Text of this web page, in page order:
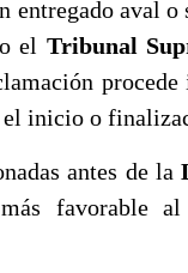
entregado aval
el Tribunal
el inicio o
antes de la
favorable